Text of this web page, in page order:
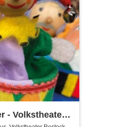
- Volkstheater